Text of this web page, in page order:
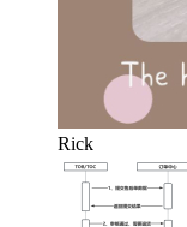
Rick